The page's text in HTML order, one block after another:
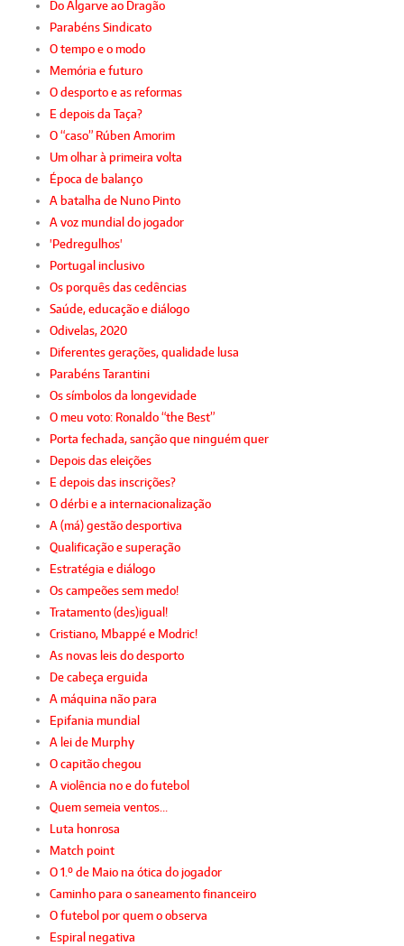
Do Algarve ao Dragão
Parabéns Sindicato
O tempo e o modo
Memória e futuro
O desporto e as reformas
E depois da Taça?
O “caso” Rúben Amorim
Um olhar à primeira volta
Época de balanço
A batalha de Nuno Pinto
A voz mundial do jogador
'Pedregulhos'
Portugal inclusivo
Os porquês das cedências
Saúde, educação e diálogo
Odivelas, 2020
Diferentes gerações, qualidade lusa
Parabéns Tarantini
Os símbolos da longevidade
O meu voto: Ronaldo “the Best”
Porta fechada, sanção que ninguém quer
Depois das eleições
E depois das inscrições?
O dérbi e a internacionalização
A (má) gestão desportiva
Qualificação e superação
Estratégia e diálogo
Os campeões sem medo!
Tratamento (des)igual!
Cristiano, Mbappé e Modric!
As novas leis do desporto
De cabeça erguida
A máquina não para
Epifania mundial
A lei de Murphy
O capitão chegou
A violência no e do futebol
Quem semeia ventos…
Luta honrosa
Match point
O 1.º de Maio na ótica do jogador
Caminho para o saneamento financeiro
O futebol por quem o observa
Espiral negativa